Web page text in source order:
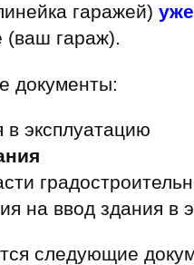
гаражей)
(ваш гараж).
документы:
в эксплуатацию
на ввод здания в
следующие